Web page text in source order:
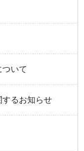
ついて
るお知らせ